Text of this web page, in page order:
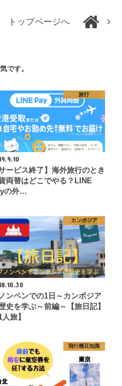
トップページへ
です。
旅行
サービス終了】海外旅行のとき
両替はどこでやる？LINE
の外…
カンボジア
ンペンでの1日～カンボジア
史を学ぶ～前編～【旅日記】
人旅】
飛行機豆知識